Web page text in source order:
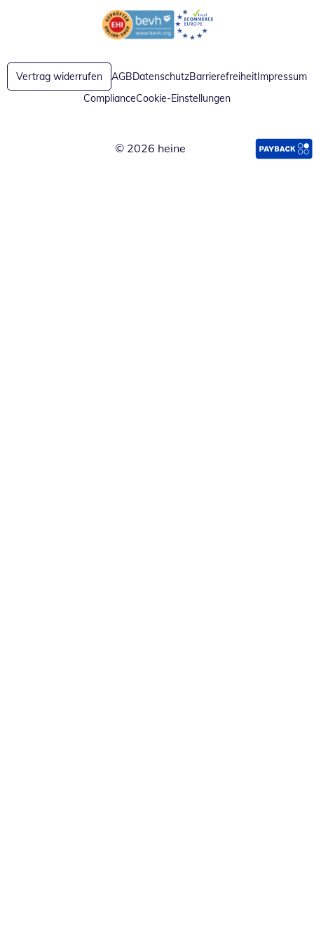
Öffnet in neuem FensterÖffnet in neuem Fenster
Vertrag widerrufen AGBDatenschutzBarrierefreiheitImpressum
ComplianceCookie-Einstellungen
© 2026 heine